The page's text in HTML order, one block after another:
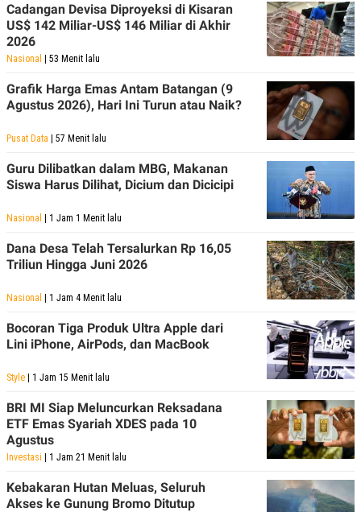
Cadangan Devisa Diproyeksi di Kisaran
US$ 142 Miliar-US$ 146 Miliar di Akhir
2026
Nasional | 53 Menit lalu
Grafik Harga Emas Antam Batangan (9
Agustus 2026), Hari Ini Turun atau Naik?
Pusat Data | 57 Menit lalu
Guru Dilibatkan dalam MBG, Makanan
Siswa Harus Dilihat, Dicium dan Dicicipi
Nasional | 1 Jam 1 Menit lalu
Dana Desa Telah Tersalurkan Rp 16,05
Triliun Hingga Juni 2026
Nasional | 1 Jam 4 Menit lalu
Bocoran Tiga Produk Ultra Apple dari
Lini iPhone, AirPods, dan MacBook
Style | 1 Jam 15 Menit lalu
BRI MI Siap Meluncurkan Reksadana
ETF Emas Syariah XDES pada 10
Agustus
Investasi | 1 Jam 21 Menit lalu
Kebakaran Hutan Meluas, Seluruh
Akses ke Gunung Bromo Ditutup